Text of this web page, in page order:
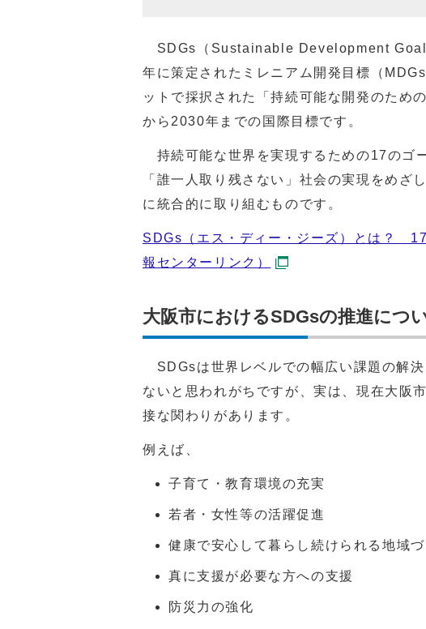
SDGs（Sustainable Development
年に策定されたミレニアム開発目標（
ットで採択された「持続可能な開発のため
から2030年までの国際目標です。
持続可能な世界を実現するための17のゴ
「誰一人取り残さない」社会の実現をめざ
に統合的に取り組むものです。
SDGs（エス・ディー・ジーズ）とは？
報センターリンク）
大阪市におけるSDGsの推進につ
SDGsは世界レベルでの幅広い課題の解
ないと思われがちですが、実は、現在大阪
接な関わりがあります。
例えば、
子育て・教育環境の充実
若者・女性等の活躍促進
健康で安心して暮らし続けられる地域づ
真に支援が必要な方への支援
防災力の強化